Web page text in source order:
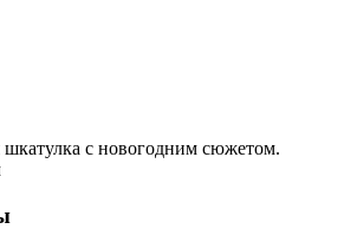
шкатулка с новогодним сюжетом.